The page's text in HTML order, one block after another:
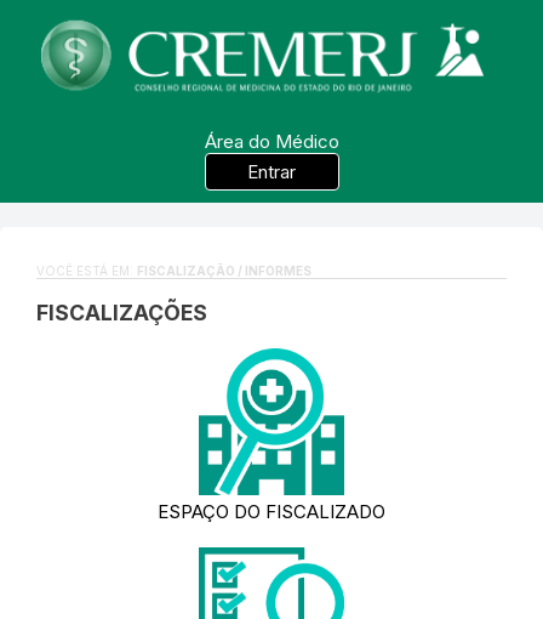
Área do Médico
Entrar
VOCÊ ESTÁ EM: FISCALIZAÇÃO / INFORMES
FISCALIZAÇÕES
ESPAÇO DO FISCALIZADO